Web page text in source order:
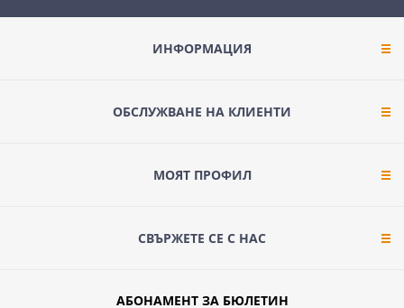
ИНФОРМАЦИЯ
ОБСЛУЖВАНЕ НА КЛИЕНТИ
МОЯТ ПРОФИЛ
СВЪРЖЕТЕ СЕ С НАС
АБОНАМЕНТ ЗА БЮЛЕТИН